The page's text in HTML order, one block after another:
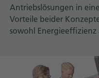
Kontakt
Technische
Antriebslösungen in
Vorteile beider
sowohl Energieeffizienz